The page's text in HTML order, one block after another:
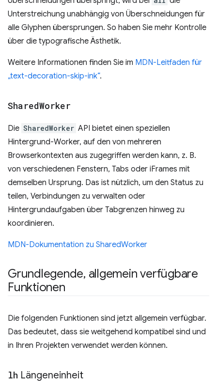
Unterstreichung unabhängig von Überschneidungen für
alle Glyphen übersprungen. So haben Sie mehr Kontrolle
über die typografische Ästhetik.
Weitere Informationen finden Sie im MDN-Leitfaden für
„text-decoration-skip-ink“.
SharedWorker
Die SharedWorker API bietet einen speziellen
Hintergrund-Worker, auf den von mehreren
Browserkontexten aus zugegriffen werden kann, z. B.
von verschiedenen Fenstern, Tabs oder iFrames mit
demselben Ursprung. Das ist nützlich, um den Status zu
teilen, Verbindungen zu verwalten oder
Hintergrundaufgaben über Tabgrenzen hinweg zu
koordinieren.
MDN-Dokumentation zu SharedWorker
Grundlegende, allgemein verfügbare
Funktionen
Die folgenden Funktionen sind jetzt allgemein verfügbar.
Das bedeutet, dass sie weitgehend kompatibel sind und
in Ihren Projekten verwendet werden können.
lh Längeneinheit